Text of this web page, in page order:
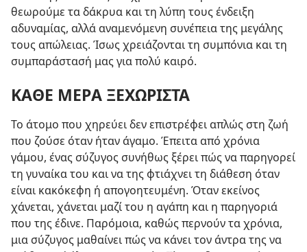
θεωρούμε τα δάκρυα και τη λύπη τους ένδειξη
αδυναμίας, αλλά αναμενόμενη συνέπεια της μεγάλης
τους απώλειας. Ίσως χρειάζονται τη συμπόνια και τη
συμπαράστασή μας για πολύ καιρό.
ΚΑΘΕ ΜΕΡΑ ΞΕΧΩΡΙΣΤΑ
Το άτομο που χηρεύει δεν επιστρέφει απλώς στη ζωή
που ζούσε όταν ήταν άγαμο. Έπειτα από χρόνια
γάμου, ένας σύζυγος συνήθως ξέρει πώς να παρηγορεί
τη γυναίκα του και να της φτιάχνει τη διάθεση όταν
είναι κακόκεφη ή απογοητευμένη. Όταν εκείνος
χάνεται, χάνεται μαζί του η αγάπη και η παρηγοριά
που της έδινε. Παρόμοια, καθώς περνούν τα χρόνια,
μια σύζυγος μαθαίνει πώς να κάνει τον άντρα της να